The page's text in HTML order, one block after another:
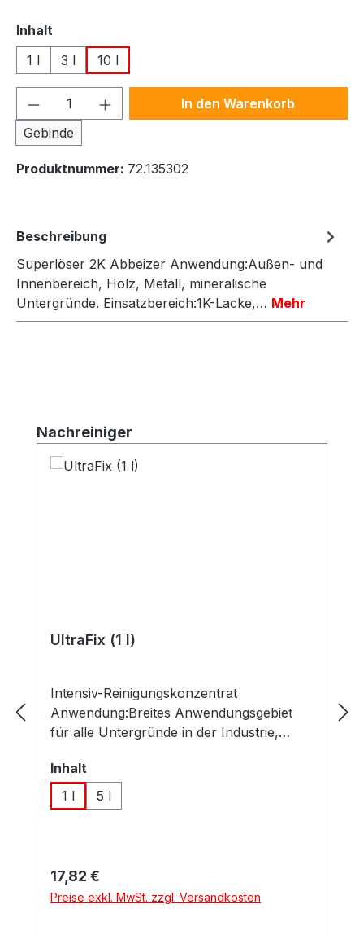
Inhalt
1 l
3 l 10 l
Produkt Anzahl: Gib den
Gebinde
In den Warenkorb
Produktnummer: 72.135302
Beschreibung
Superlöser 2K Abbeizer Anwendung:Außen- und
Innenbereich, Holz, Metall, mineralische
Untergründe. Einsatzbereich:1K-Lacke,… Mehr
Produktgalerie überspringen
Nachreiniger
UltraFix (1 l)
Intensiv-Reinigungskonzentrat
Anwendung:Breites Anwendungsgebiet
für alle Untergründe in der Industrie,
Lebensmittelbereich zugelassen!
Einsatzbereich:Zum Nachwaschen nach
Abbeizen und Graffitientfernung, zur
entfernt Ruß, Öl, Wachs, Nikotin uvm.
Universelle Fassadenreinigung.
Besonderheiten:Raut Holzoberflächen
Inhalt
1 l
5 l
Regulärer Preis:
17,82 €
Preise exkl. MwSt. zzgl. Versandkosten